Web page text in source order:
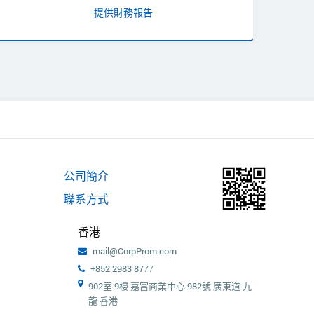
提供財務報告
公司簡介
聯系方式
香港
mail@CorpProm.com
+852 2983 8777
902室 9樓 嘉富商業中心 982號 廣東道 九
龍 香港